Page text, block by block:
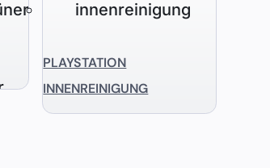
PLAYSTATION
INNENREINIGUNG